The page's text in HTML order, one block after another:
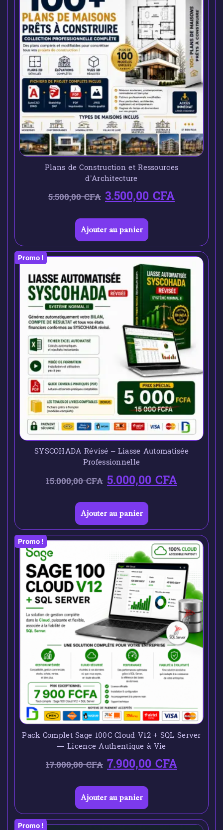
Plans de Construction et Ressources
d’Architecture
5.500,00CFA 3.500,00CFA
Ajouter au panier
Promo !
SYSCOHADA Révisé – Liasse Automatisée
Professionnelle
15.000,00CFA 5.000,00CFA
Ajouter au panier
Promo !
Pack Complet Sage 100C Cloud V12 + SQL Server
— Licence Authentique à Vie
17.000,00CFA 7.900,00CFA
Ajouter au panier
Promo !